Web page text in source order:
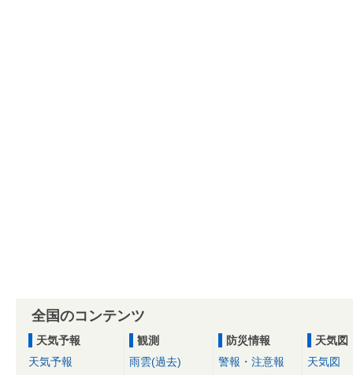
全国のコンテンツ
天気予報
天気予報
観測
雨雲(過去)
防災情報
警報・注意報
天気図
天気図